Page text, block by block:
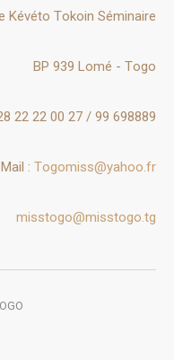
Kévéto Tokoin Séminaire
BP 939 Lomé - Togo
22 22 00 27 / 99 698889
Mail : Togomiss@yahoo.fr
misstogo@misstogo.tg